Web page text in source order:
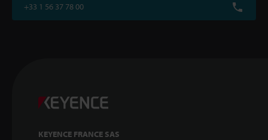
+33 1 56 37 78 00
KEYENCE FRANCE SAS